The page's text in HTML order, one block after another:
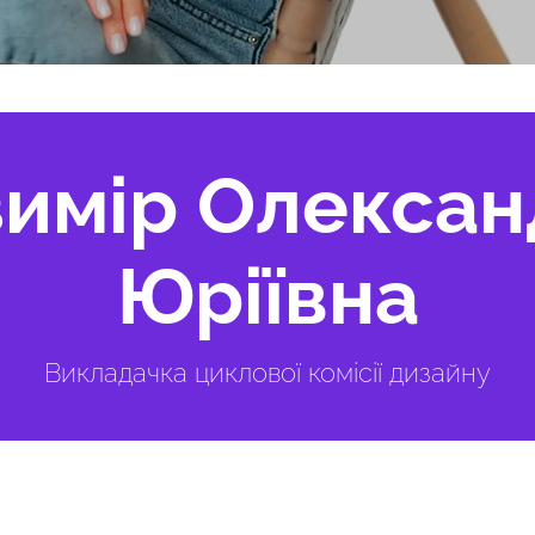
Юріївна
Викладачка циклової комісії дизайну